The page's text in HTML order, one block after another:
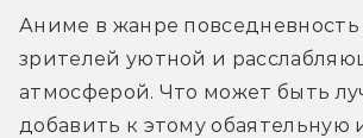
Аниме в жанре
зрителей уютной и
атмосферой. Что может быть
добавить к этому обаятельную